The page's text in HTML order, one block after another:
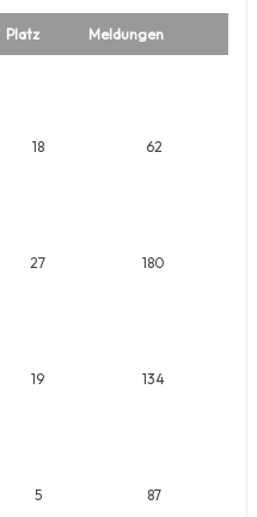
Platz Meldungen
18 62
27 180
19 134
5 87